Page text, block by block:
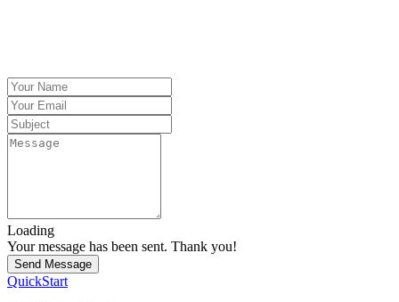
Loading
Your message has been sent. Thank you!
Send Message
QuickStart